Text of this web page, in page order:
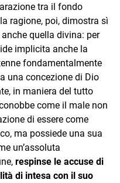
tra il fondo
ragione, poi, dimostra sì
quella divina: per
implicita anche la
fondamentalmente
una concezione di Dio
in maniera del tutto
come il male non
di essere come
ma possiede una sua
un’assoluta
respinse le accuse di
di intesa con il suo